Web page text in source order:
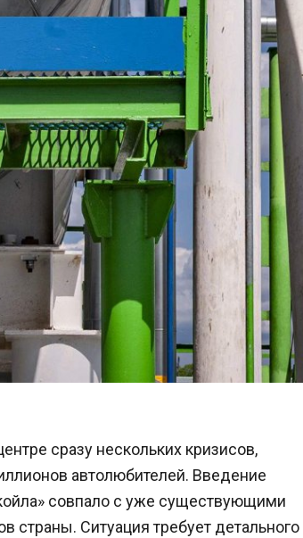
сразу нескольких кризисов,
автолюбителей. Введение
совпало с уже существующими
страны. Ситуация требует детального